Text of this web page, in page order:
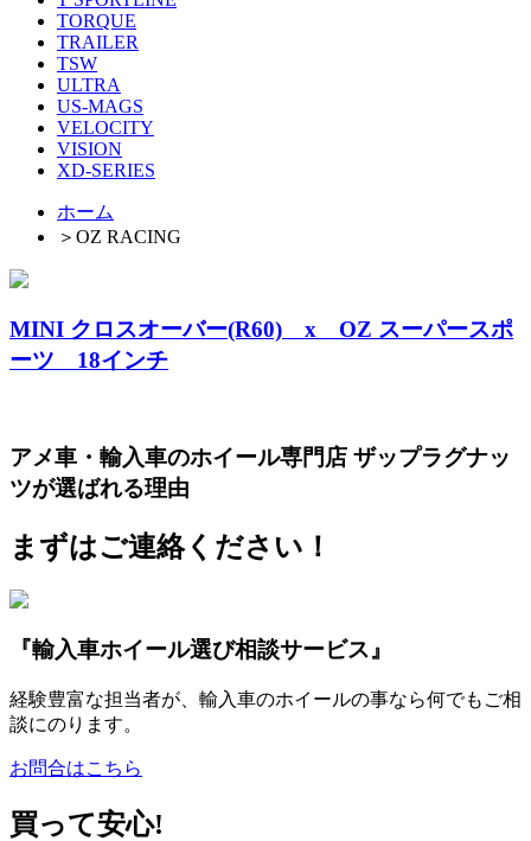
TORQUE
TRAILER
TSW
ULTRA
US-MAGS
VELOCITY
VISION
XD-SERIES
ホーム
＞ OZ RACING
MINI クロスオーバー(R60) x OZ スーパースポ
ーツ 18インチ
アメ車・輸入車のホイール専門店 ザップラグナッ
ツが選ばれる理由
まずはご連絡ください！
『輸入車ホイール選び相談サービス』
経験豊富な担当者が、輸入車のホイールの事なら何でもご相
談にのります。
お問合はこちら
買って安心!